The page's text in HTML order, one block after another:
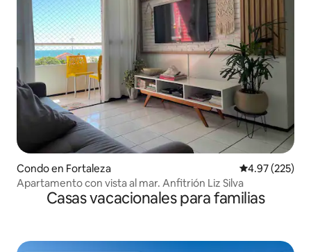
Condo en Fortaleza Calificación
4.97 (225)
Apartamento con vista al mar. Anfitrión Liz Silva
Casas vacacionales para familias